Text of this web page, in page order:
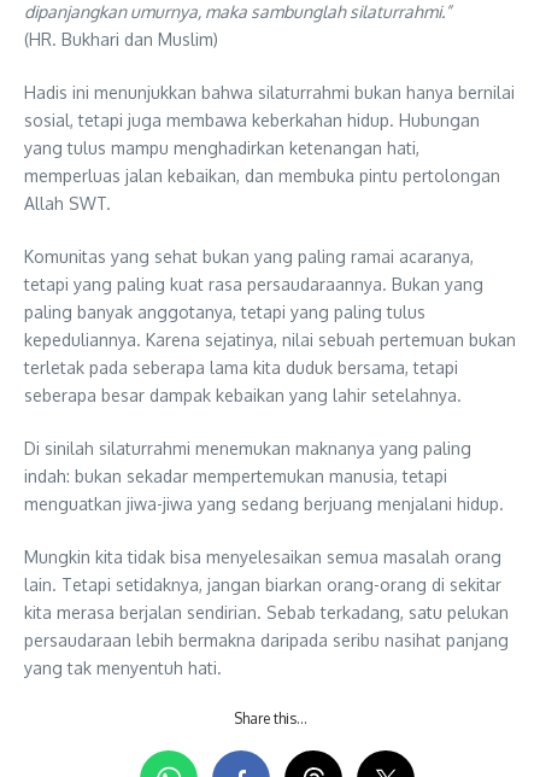
dipanjangkan umurnya, maka sambunglah silaturrahmi.”
(HR. Bukhari dan Muslim)
Hadis ini menunjukkan bahwa silaturrahmi bukan hanya bernilai
sosial, tetapi juga membawa keberkahan hidup. Hubungan
yang tulus mampu menghadirkan ketenangan hati,
memperluas jalan kebaikan, dan membuka pintu pertolongan
Allah SWT.
Komunitas yang sehat bukan yang paling ramai acaranya,
tetapi yang paling kuat rasa persaudaraannya. Bukan yang
paling banyak anggotanya, tetapi yang paling tulus
kepeduliannya. Karena sejatinya, nilai sebuah pertemuan bukan
terletak pada seberapa lama kita duduk bersama, tetapi
seberapa besar dampak kebaikan yang lahir setelahnya.
Di sinilah silaturrahmi menemukan maknanya yang paling
indah: bukan sekadar mempertemukan manusia, tetapi
menguatkan jiwa-jiwa yang sedang berjuang menjalani hidup.
Mungkin kita tidak bisa menyelesaikan semua masalah orang
lain. Tetapi setidaknya, jangan biarkan orang-orang di sekitar
kita merasa berjalan sendirian. Sebab terkadang, satu pelukan
persaudaraan lebih bermakna daripada seribu nasihat panjang
yang tak menyentuh hati.
Share this…